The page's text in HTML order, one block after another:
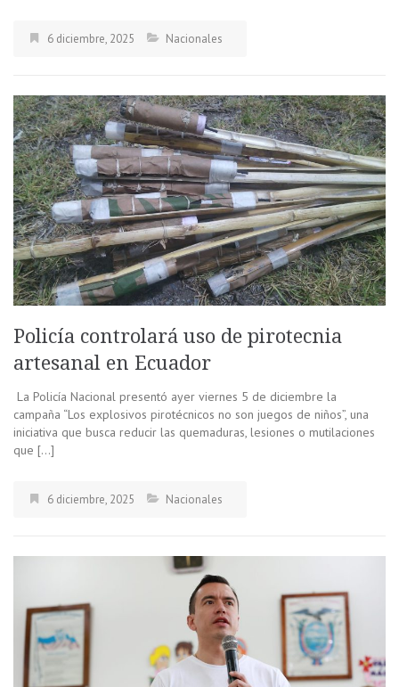
6 diciembre, 2025 Nacionales
Policía controlará uso de pirotecnia
artesanal en Ecuador
La Policía Nacional presentó ayer viernes 5 de diciembre la
campaña “Los explosivos pirotécnicos no son juegos de niños”, una
iniciativa que busca reducir las quemaduras, lesiones o mutilaciones
que […]
6 diciembre, 2025 Nacionales